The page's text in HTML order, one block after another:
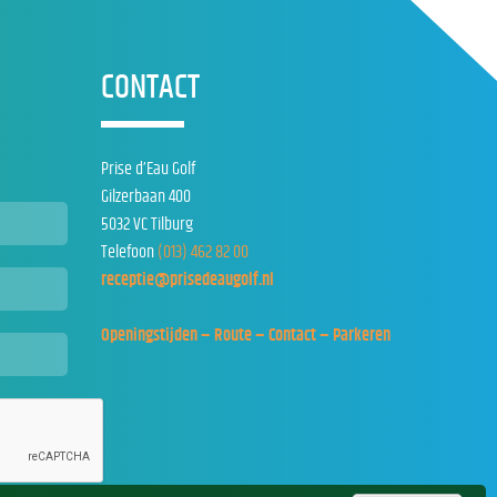
CONTACT
Prise d’Eau Golf
Gilzerbaan 400
5032 VC Tilburg
Telefoon (013) 462 82 00
receptie@prisedeaugolf.nl
Openingstijden – Route – Contact – Parkeren